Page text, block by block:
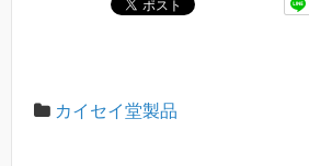
カイセイ堂製品